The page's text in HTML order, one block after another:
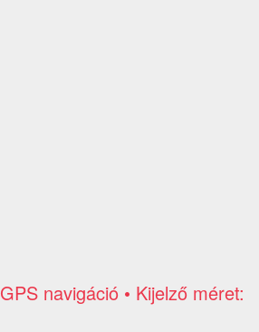
navigáció • Kijelző méret: